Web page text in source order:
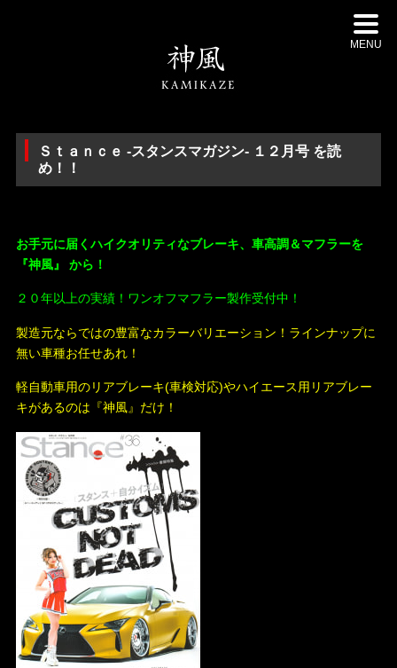
MENU
Ｓｔａｎｃｅ -スタンスマガジン- １２月号 を読
め！！
お手元に届くハイクオリティなブレーキ、車高調＆マフラーを
『神風』 から！
２０年以上の実績！ワンオフマフラー製作受付中！
製造元ならではの豊富なカラーバリエーション！ラインナップに
無い車種お任せあれ！
軽自動車用のリアブレーキ(車検対応)やハイエース用リアブレー
キがあるのは『神風』だけ！